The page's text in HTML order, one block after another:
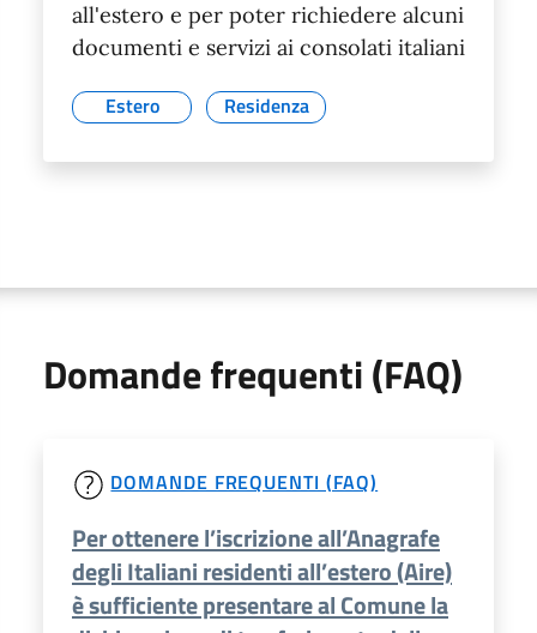
all'estero e per poter richiedere alcuni
documenti e servizi ai consolati italiani
Estero Residenza
Domande frequenti (FAQ)
DOMANDE FREQUENTI (FAQ)
Per ottenere l’iscrizione all’Anagrafe
degli Italiani residenti all’estero (Aire)
è sufficiente presentare al Comune la